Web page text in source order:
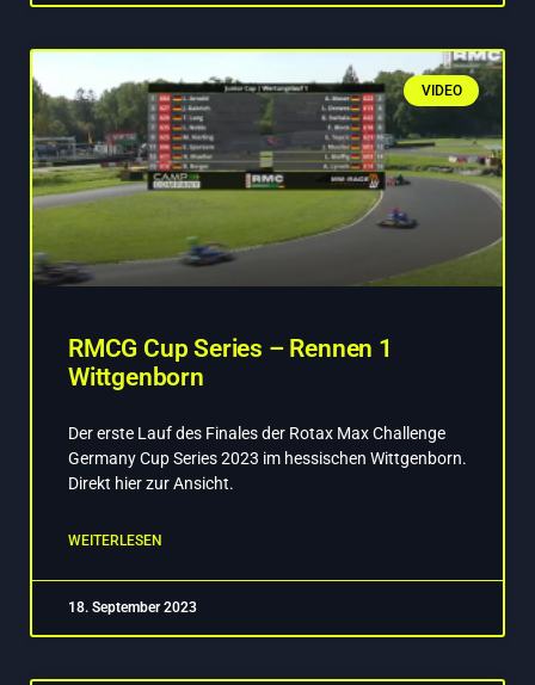
VIDEO
RMCG Cup Series – Rennen 1
Wittgenborn
Der erste Lauf des Finales der Rotax Max Challenge
Germany Cup Series 2023 im hessischen Wittgenborn.
Direkt hier zur Ansicht.
WEITERLESEN
18. September 2023